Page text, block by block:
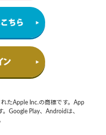
たApple Inc.の商標です。App
Google Play、Androidは、